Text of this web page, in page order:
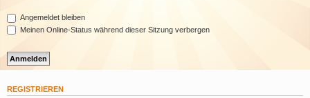
Angemeldet bleiben
Meinen Online-Status während dieser Sitzung verbergen
REGISTRIEREN